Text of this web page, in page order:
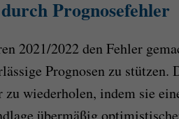
Prognosefehler
2021/2022 den Fehler
Prognosen zu stützen.
zu wiederholen, indem sie